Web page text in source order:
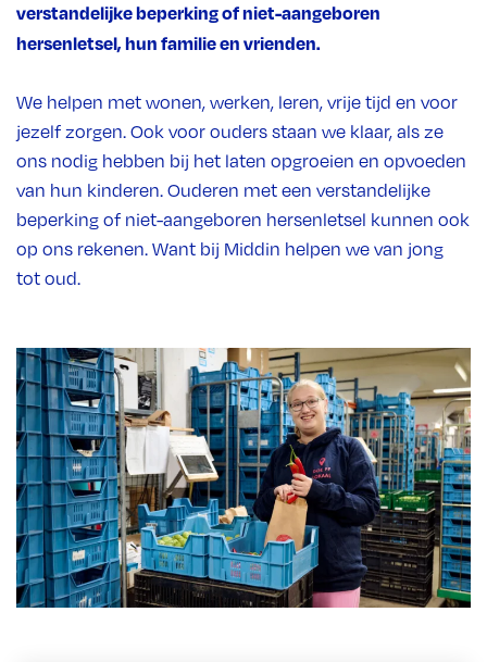
verstandelijke beperking of niet-aangeboren
hersenletsel, hun familie en vrienden.
We helpen met wonen, werken, leren, vrije tijd en voor
jezelf zorgen. Ook voor ouders staan we klaar, als ze
ons nodig hebben bij het laten opgroeien en opvoeden
van hun kinderen. Ouderen met een verstandelijke
beperking of niet-aangeboren hersenletsel kunnen ook
op ons rekenen. Want bij Middin helpen we van jong
tot oud.